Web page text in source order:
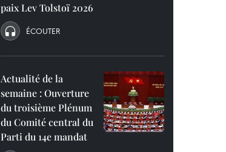
paix Lev Tolstoï 2026
ÉCOUTER
Actualité de la
semaine : Ouverture
du troisième Plénum
du Comité central du
Parti du 14e mandat